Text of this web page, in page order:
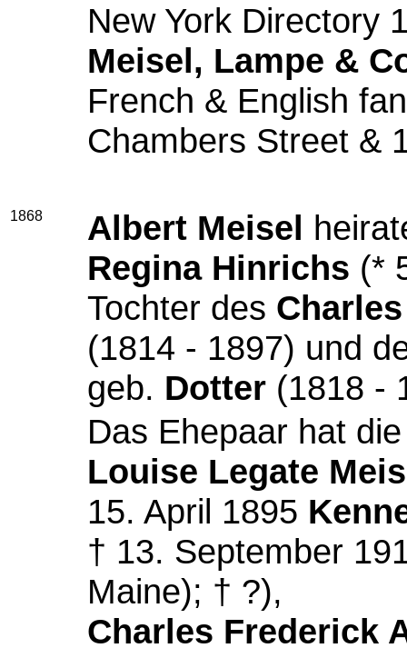
New York Directory
Meisel, Lampe &
French & English
Chambers Street &
1868 Albert Meisel
Regina Hinrichs (*
Tochter des
(1814 - 1897) und
geb. Dotter (1818 -
Das Ehepaar hat
Louise Legate
15. April 1895
† 13. September
Maine); † ?),
Charles Frederick